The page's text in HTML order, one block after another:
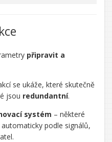
připravit a
se ukáže, které skutečně
jsou redundantní.
systém – některé
podle signálů,